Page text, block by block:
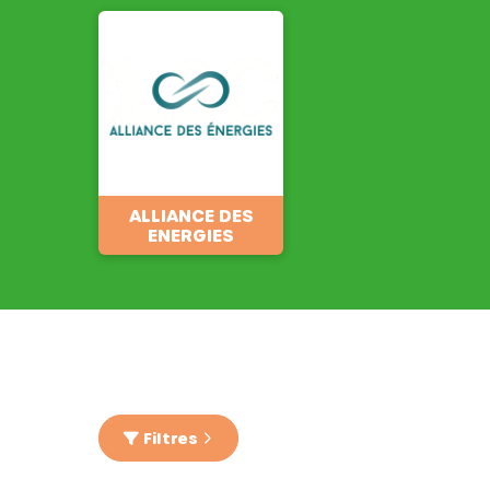
ALLIANCE DES
ENERGIES
Filtres